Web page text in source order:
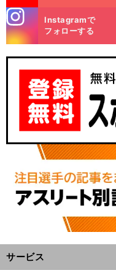
m
Instagramで
フォローする
サービス